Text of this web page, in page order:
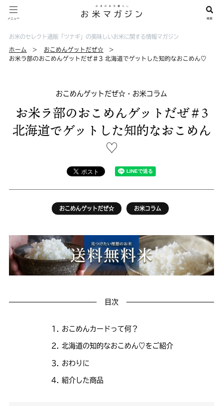
お米のセレクト通販「ツナギ」の美味しいお米に関する情報マガジン
ホーム
おこめんゲットだぜ☆
お米ラ部のおこめんゲットだぜ＃3 北海道でゲットした知的なおこめん♡
おこめんゲットだぜ☆・お米コラム
お米ラ部のおこめんゲットだぜ＃3
北海道でゲットした知的なおこめん
♡
おこめんゲットだぜ☆ お米コラム
目次
おこめんカードって何？
北海道の知的なおこめん♡をご紹介
おわりに
紹介した商品